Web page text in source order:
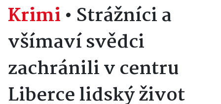
Krimi• Strážníci a
všímaví svědci
zachránili v centru
Liberce lidský život